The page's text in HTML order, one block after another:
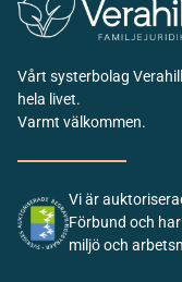
Vårt systerbolag
hela livet.
Varmt välkommen.
Vi är
Förbund och
miljö och